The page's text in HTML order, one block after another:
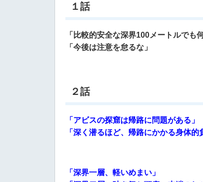
１話
「比較的安全な深界100メートルでも
「今後は注意を怠るな」
２話
「アビスの探窟は帰路に問題がある」
「深く潜るほど、帰路にかかる身体的
「深界一層、軽いめまい」